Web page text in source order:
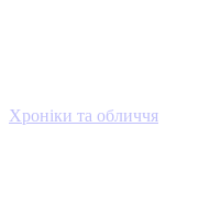
Хроніки та обличчя